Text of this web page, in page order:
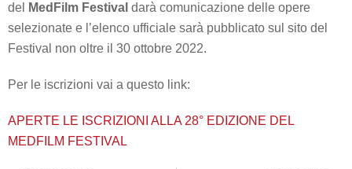
del
MedFilm Festival darà comunicazione delle opere
selezionate e l’elenco ufficiale sarà pubblicato sul sito del
Festival non oltre il 30 ottobre 2022.
Per le iscrizioni vai a questo link:
APERTE LE ISCRIZIONI ALLA 28° EDIZIONE DEL
MEDFILM FESTIVAL